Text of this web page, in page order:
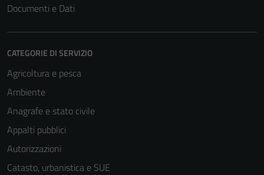
Documenti e Dati
CATEGORIE DI SERVIZIO
Agricoltura e pesca
Ambiente
Anagrafe e stato civile
Appalti pubblici
Autorizzazioni
Catasto, urbanistica e SUE